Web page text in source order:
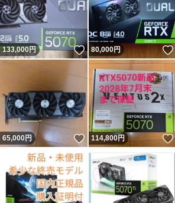
133,000円 いいね！
80,000円
65,000円 いいね！
114,800円